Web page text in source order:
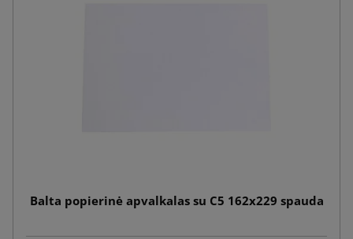
Balta popierinė apvalkalas su C5 162x229 spauda